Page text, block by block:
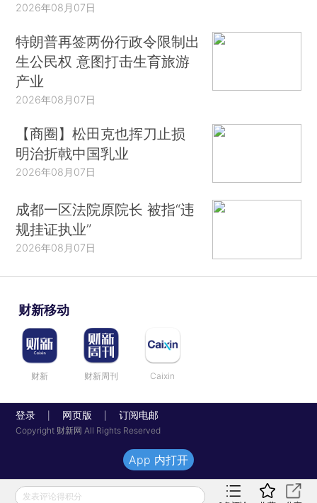
2026年08月07日
特朗普再签两份行政令限制出
生公民权 意图打击生育旅游
产业
2026年08月07日
【商圈】松田克也挥刀止损
明治折戟中国乳业
2026年08月07日
成都一区法院原院长 被指“违
规挂证执业”
2026年08月07日
财新移动
财新 财新周刊 Caixin
登录 网页版 订阅电邮
Copyright 财新网 All Rights Reserved
发表评论得积分
App 内打开